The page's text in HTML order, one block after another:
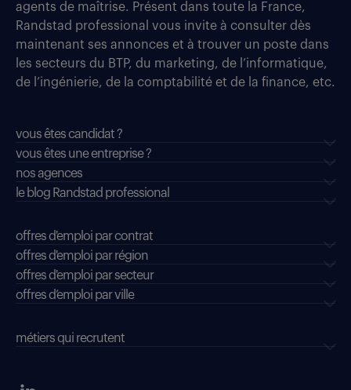
agents de maîtrise. Présent dans toute la France,
Randstad professional vous invite à consulter dès
maintenant ses annonces et à trouver un poste dans
les secteurs du BTP, du marketing, de l’informatique,
de l’ingénierie, de la comptabilité et de la finance, etc.
vous êtes candidat ?
vous êtes une entreprise ?
nos agences
le blog Randstad professional
offres d'emploi par contrat
offres d'emploi par région
offres d'emploi par secteur
offres d’emploi par ville
métiers qui recrutent